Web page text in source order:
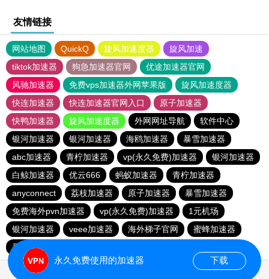
友情链接
网站地图 QuickQ 旋风加速度器
旋风加速
tiktok加速器
狗急加速器官网
优途加速器官网
风驰加速器
免费vps加速器外网苹果版
旋风加速度器
快连加速器
快连加速器官网入口
原子加速器
快鸭加速器
旋风加速度器 外网网址导航
软件中心
银河加速器
银河加速器 海鸥加速器
暴雪加速器
abc加速器
青柠加速器 vp(永久免费)加速器
银河加速器
白鲸加速器
优云666 蚂蚁加速器
青柠加速器
anyconnect
荔枝加速器 原子加速器
暴雪加速器
免费海外pvn加速器
vp(永久免费)加速器
1元机场
银河加速器
veee加速器 海外梯子官网
蜜蜂加速器
番石榴加速器
永久免费使用的加速器 下载